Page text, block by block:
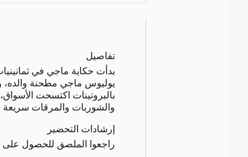
تفاصيل
بدأت حكاية ماجي في
يوليوس ماجي مطحنة
بالبروتينات اكتسحت
والشوربات والمرقات سريعة
إرشادات التحضير
راجعوا الملصق للحصول على